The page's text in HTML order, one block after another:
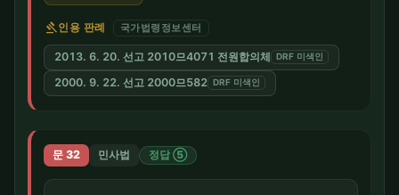
gavel인용 판례 국가법령정보센터
2013. 6. 20. 선고 2010므4071 전원합의체 DRF 미색인
2000. 9. 22. 선고 2000므582 DRF 미색인
문 32 민사법 정답 ⑤